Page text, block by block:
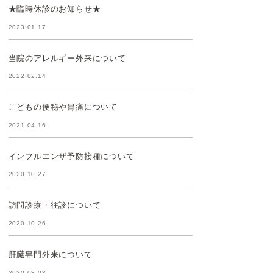
★臨時休診のお知らせ★
2023.01.17
当院のアレルギー外来について
2022.02.14
こどもの便秘や胃痛について
2021.04.16
インフルエンザ予防接種について
2020.10.27
訪問診療・往診について
2020.10.26
肝臓専門外来について